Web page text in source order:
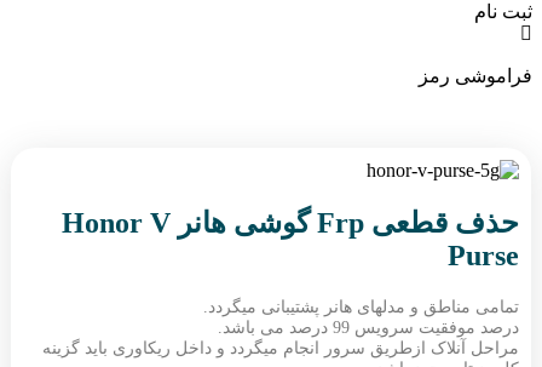
ثبت نام
فراموشی رمز
حذف قطعی Frp گوشی هانر Honor V
Purse
تمامی مناطق و مدلهای هانر پشتیبانی میگردد.
درصد موفقیت سرویس 99 درصد می باشد.
مراحل آنلاک ازطریق سرور انجام میگردد و داخل ریکاوری باید گزینه